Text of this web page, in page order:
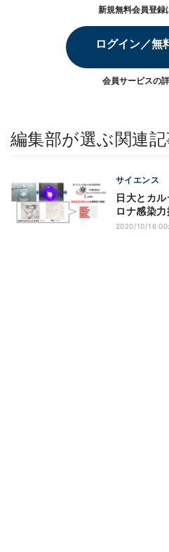
新規無料会員登録
ログイン／無
会員サービスの
編集部が選ぶ関連記
サイエンス
日大とカ
ロナ感染
2020/10/16